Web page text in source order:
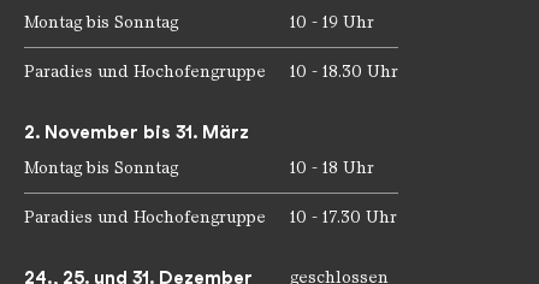
Montag bis Sonntag 10 - 19 Uhr
Paradies und Hochofengruppe 10 - 18.30 Uhr
2. November bis 31. März
Montag bis Sonntag 10 - 18 Uhr
Paradies und Hochofengruppe 10 - 17.30 Uhr
24., 25. und 31. Dezember geschlossen